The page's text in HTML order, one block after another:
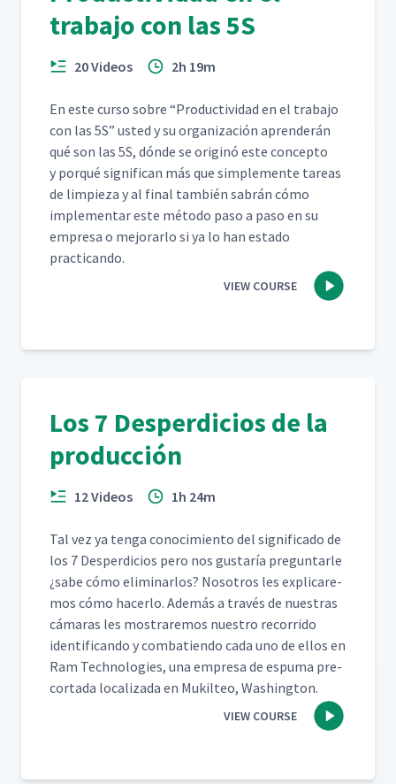
trabajo con las 5S
20 Videos 2h 19m
En este cur­so sobre “Pro­duc­tivi­dad en el tra­ba­jo
con las 5S” ust­ed y su orga­ni­zación apren­derán
qué son las 5S, dónde se orig­inó este con­cep­to
y porqué sig­nif­i­can más que sim­ple­mente tar­eas
de limpieza y al final tam­bién sabrán cómo
imple­men­tar este méto­do paso a paso en su
empre­sa o mejo­rar­lo si ya lo han esta­do
practicando.
VIEW COURSE
Los 7 Desperdicios de la
producción
12 Videos 1h 24m
Tal vez ya ten­ga conocimien­to del sig­nifi­ca­do de
los 7 Des­perdi­cios pero nos gus­taría pre­gun­tar­le
¿sabe cómo elim­i­nar­los? Nosotros les expli­care­
mos cómo hac­er­lo. Además a través de nues­tras
cámaras les mostraremos nue­stro recor­ri­do
iden­ti­f­i­can­do y com­bat­ien­do cada uno de ellos en
Ram Tech­nolo­gies, una empre­sa de espuma pre-
cor­ta­da local­iza­da en Muk­il­teo, Washington.
VIEW COURSE